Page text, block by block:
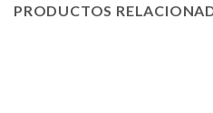
PRODUCTOS